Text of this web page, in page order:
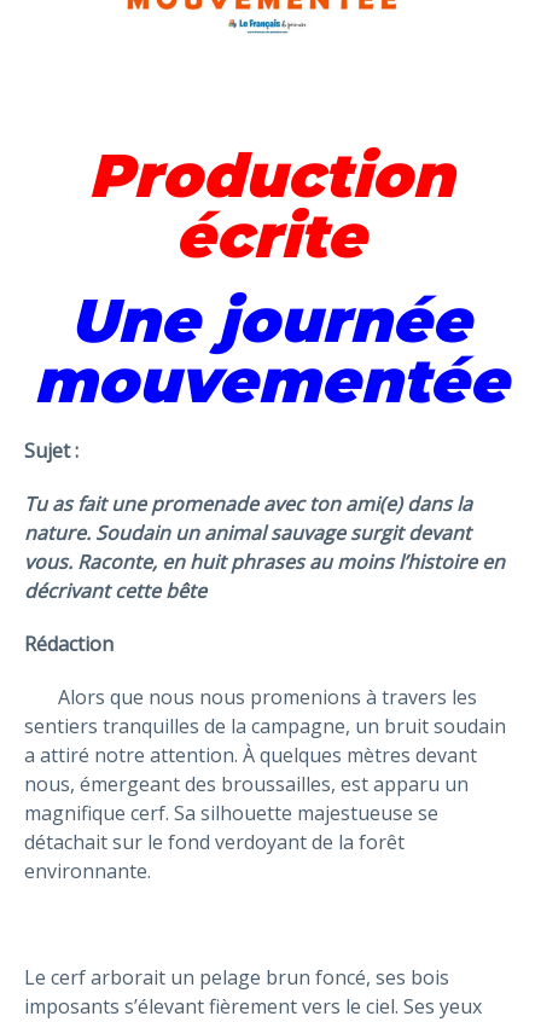
Production
écrite
Une journée
mouvementée
Sujet :
Tu as fait une promenade avec ton ami(e) dans la
nature. Soudain un animal sauvage surgit devant
vous. Raconte, en huit phrases au moins l’histoire en
décrivant cette bête
Rédaction
Alors que nous nous promenions à travers les
sentiers tranquilles de la campagne, un bruit soudain
a attiré notre attention. À quelques mètres devant
nous, émergeant des broussailles, est apparu un
magnifique cerf. Sa silhouette majestueuse se
détachait sur le fond verdoyant de la forêt
environnante.
Le cerf arborait un pelage brun foncé, ses bois
imposants s’élevant fièrement vers le ciel. Ses yeux